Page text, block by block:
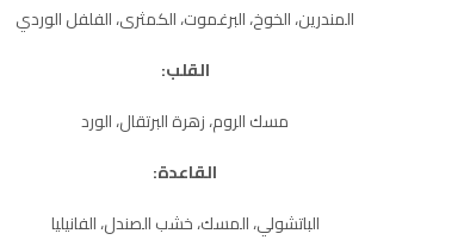
المندرين، الخوخ، البرغموت، الكمثرى، الفلفل الوردي
القلب:
مسك الروم، زهرة البرتقال، الورد
القاعدة:
الباتشولي، المسك، خشب الصندل، الفانيليا